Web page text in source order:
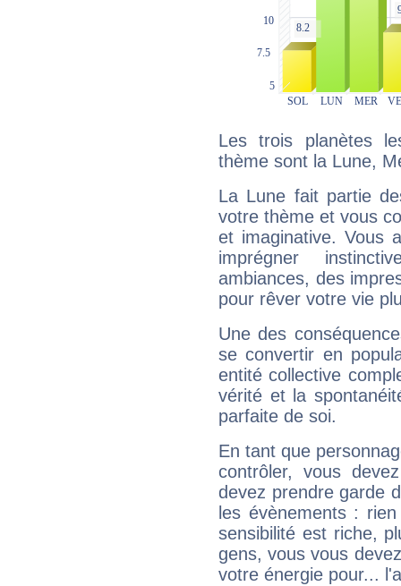
Les trois planètes
thème sont la Lune,
La Lune fait partie
votre thème et vous
et imaginative. Vous
imprégner
ambiances, des
pour rêver votre vie
Une des
se convertir en
entité collective
vérité et la
parfaite de soi.
En tant que
contrôler, vous
devez prendre garde
les évènements :
sensibilité est riche,
gens, vous vous
votre énergie pour...